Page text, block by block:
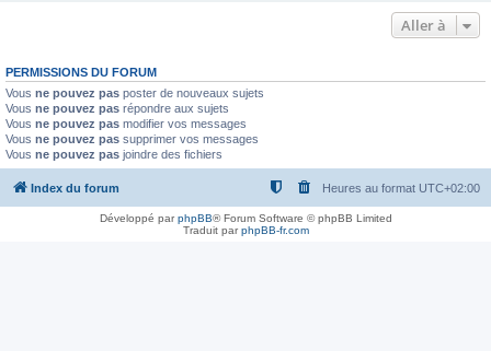
Aller à
PERMISSIONS DU FORUM
Vous ne pouvez pas poster de nouveaux sujets
Vous ne pouvez pas répondre aux sujets
Vous ne pouvez pas modifier vos messages
Vous ne pouvez pas supprimer vos messages
Vous ne pouvez pas joindre des fichiers
Index du forum Heures au format UTC+02:00
Développé parphpBB® Forum Software © phpBB Limited
Traduit parphpBB-fr.com